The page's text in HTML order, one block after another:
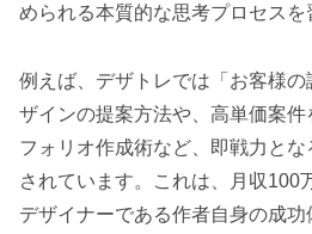
められる本質的な思考プロセスを
例えば、デザトレでは「お客様
ザインの提案方法や、高単価案件
フォリオ作成術など、即戦力と
されています。これは、月収100
デザイナーである作者自身の成功